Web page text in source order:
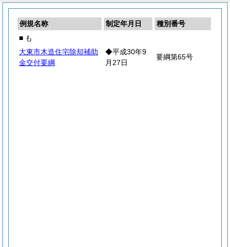
例規名称 制定年月日
種別番号
■ も
大東市木造住宅除却補助
金交付要綱
◆平成30年9
月27日
要綱第65号